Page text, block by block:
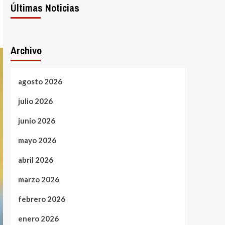
Últimas Noticias
Archivo
agosto 2026
julio 2026
junio 2026
mayo 2026
abril 2026
marzo 2026
febrero 2026
enero 2026